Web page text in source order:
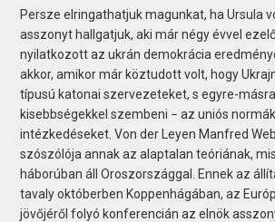
Persze elringathatjuk magunkat, ha Ursula
asszonyt hallgatjuk, aki már négy évvel
nyilatkozott az ukrán demokrácia
akkor, amikor már köztudott volt, hogy
típusú katonai szervezeteket, s egyre-
kisebbségekkel szembeni − az uniós
intézkedéseket. Von der Leyen Manfred
szószólója annak az alaptalan teóriának,
háborúban áll Oroszországgal. Ennek az
tavaly októberben Koppenhágában, az
jövőjéről folyó konferencián az elnök